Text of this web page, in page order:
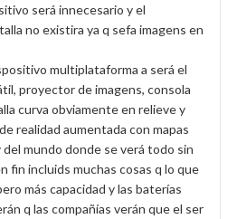
será innecesario y el
no existira ya q sefa imagens en
multiplataforma a será el
proyector de imagens, consola
curva obviamente en relieve y
realidad aumentada con mapas
mundo donde se verá todo sin
fin incluids muchas cosas q lo que
más capacidad y las baterías
q las compañías verán que el ser